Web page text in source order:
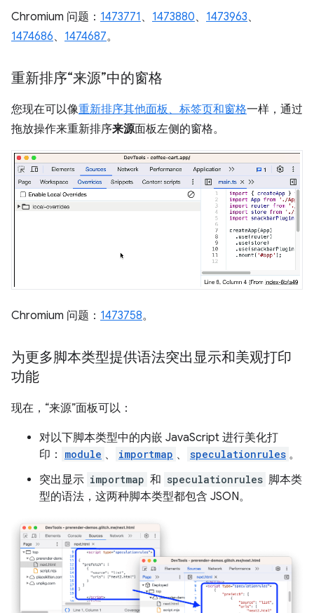
Chromium 问题： 1473771 、 1473880、 1473963、
1474686、 1474687。
重新排序“来源”中的窗格
您现在可以像重新排序其他面板、标签页和窗格一样，通过
拖放操作来重新排序来源面板左侧的窗格。
Chromium 问题： 1473758。
为更多脚本类型提供语法突出显示和美观打印
功能
现在，“来源”面板可以：
对以下脚本类型中的内嵌 JavaScript 进行美化打
印：
module 、 importmap 、 speculationrules 。
突出显示 importmap 和 speculationrules 脚本类
型的语法，这两种脚本类型都包含 JSON。